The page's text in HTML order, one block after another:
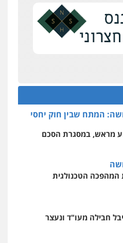
גיבוי תמיכה שירותים
דין
חדשה
מין שירותים מקצועיים
בין זכויות צרכנים
מע"מ ומוסדות ללא
המתח שבין חוק יחסי
מראש, במסגרת הסכם
המהפכה הטכנולגית
חבילה מעו"ד ונעצר